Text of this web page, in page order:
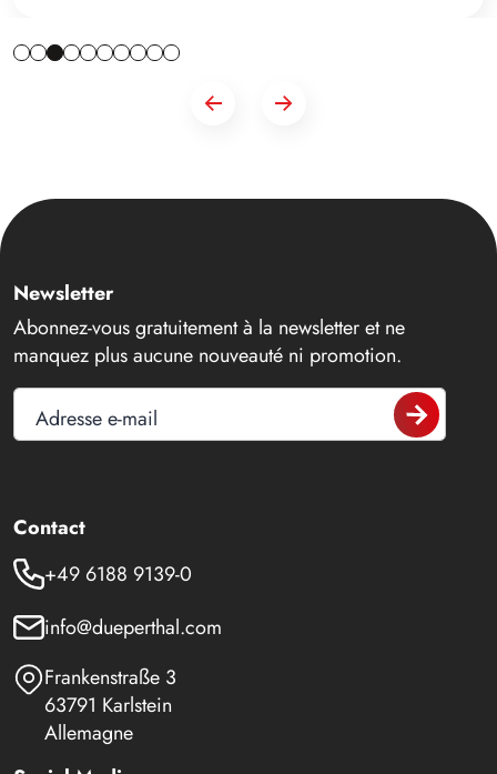
Newsletter
Abonnez-vous gratuitement à la newsletter et ne
manquez plus aucune nouveauté ni promotion.
Adresse e-mail
Contact
+49 6188 9139-0
info@dueperthal.com
Frankenstraße 3
63791 Karlstein
Allemagne